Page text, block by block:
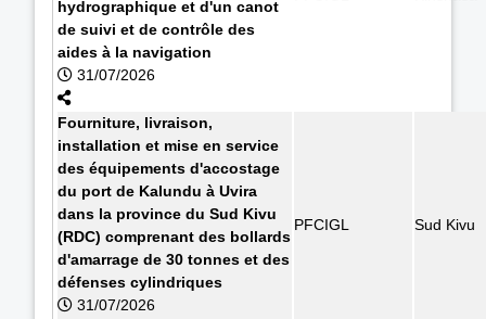
hydrographique et d'un canot
de suivi et de contrôle des
aides à la navigation
31/07/2026
Fourniture, livraison,
installation et mise en service
des équipements d'accostage
du port de Kalundu à Uvira
dans la province du Sud Kivu
(RDC) comprenant des bollards
d'amarrage de 30 tonnes et des
défenses cylindriques
31/07/2026
PFCIGL Sud Kivu